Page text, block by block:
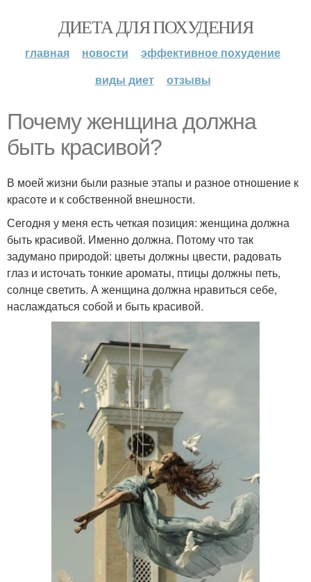
ДИЕТА ДЛЯ ПОХУДЕНИЯ
главная новости
эффективное похудение
виды диет
отзывы
Почему женщина должна
быть красивой?
В моей жизни были разные этапы и разное отношение к
красоте и к собственной внешности.
Сегодня у меня есть четкая позиция: женщина должна
быть красивой. Именно должна. Потому что так
задумано природой: цветы должны цвести, радовать
глаз и источать тонкие ароматы, птицы должны петь,
солнце светить. А женщина должна нравиться себе,
наслаждаться собой и быть красивой.